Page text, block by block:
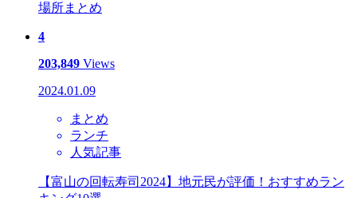
場所まとめ
4
203,849 Views
2024.01.09
まとめ
ランチ
人気記事
【富山の回転寿司2024】地元民が評価！おすすめラン